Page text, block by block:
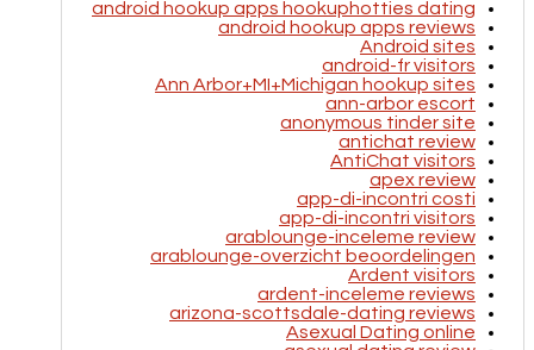
android hookup apps hookuphotties dating
android hookup apps reviews
Android sites
android-fr visitors
Ann Arbor+MI+Michigan hookup sites
ann-arbor escort
anonymous tinder site
antichat review
AntiChat visitors
apex review
app-di-incontri costi
app-di-incontri visitors
arablounge-inceleme review
arablounge-overzicht beoordelingen
Ardent visitors
ardent-inceleme reviews
arizona-scottsdale-dating reviews
Asexual Dating online